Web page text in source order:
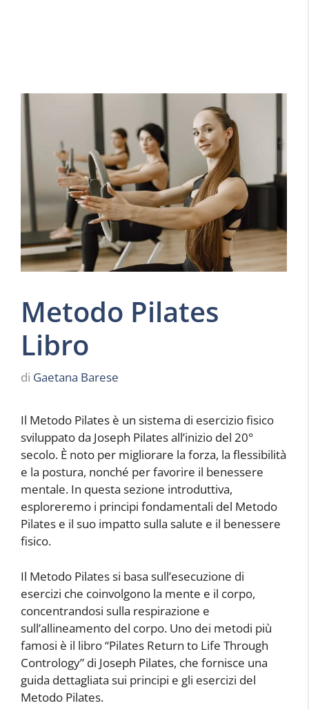
Metodo Pilates
Libro
di Gaetana Barese
Il Metodo Pilates è un sistema di esercizio fisico
sviluppato da Joseph Pilates all’inizio del 20°
secolo. È noto per migliorare la forza, la flessibilità
e la postura, nonché per favorire il benessere
mentale. In questa sezione introduttiva,
esploreremo i principi fondamentali del Metodo
Pilates e il suo impatto sulla salute e il benessere
fisico.
Il Metodo Pilates si basa sull’esecuzione di
esercizi che coinvolgono la mente e il corpo,
concentrandosi sulla respirazione e
sull’allineamento del corpo. Uno dei metodi più
famosi è il libro “Pilates Return to Life Through
Contrology” di Joseph Pilates, che fornisce una
guida dettagliata sui principi e gli esercizi del
Metodo Pilates.